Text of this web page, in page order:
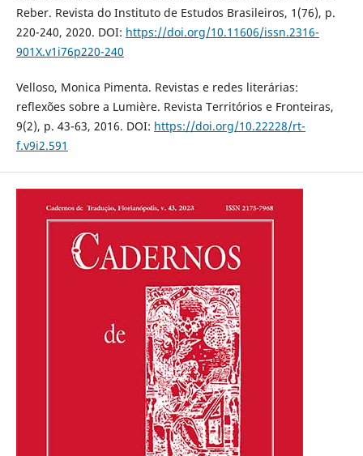
Reber. Revista do Instituto de Estudos Brasileiros, 1(76), p.
220-240, 2020. DOI: https://doi.org/10.11606/issn.2316-
901X.v1i76p220-240
Velloso, Monica Pimenta. Revistas e redes literárias:
reflexões sobre a Lumière. Revista Territórios e Fronteiras,
9(2), p. 43-63, 2016. DOI: https://doi.org/10.22228/rt-
f.v9i2.591